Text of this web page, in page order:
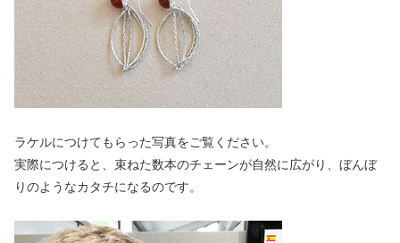
ラケルにつけてもらった写真をご覧ください。
実際につけると、束ねた数本のチェーンが自然に広がり、ぼんぼ
りのようなカタチになるのです。